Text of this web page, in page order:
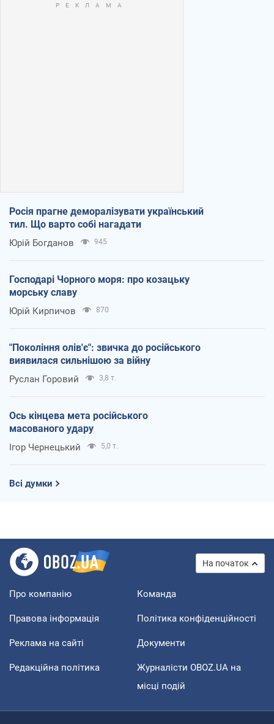
Росія прагне деморалізувати український
тил. Що варто собі нагадати
Юрій Богданов 945
Господарі Чорного моря: про козацьку
морську славу
Юрій Кирпичов 870
"Покоління олів'є": звичка до російського
виявилася сильнішою за війну
Руслан Горовий 3,8 т.
Ось кінцева мета російського
масованого удару
Ігор Чернецький 5,0 т.
Всі думки
На початок
Про компанію Команда
Правова інформація Політика конфіденційності
Реклама на сайті Документи
Редакційна політика
Журналісти OBOZ.UA на
місці подій